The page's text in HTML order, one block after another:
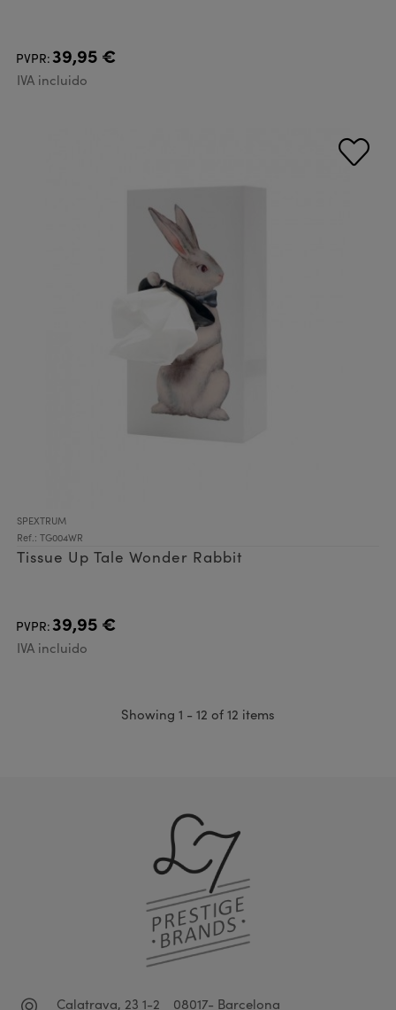
PVPR:39,95 €
IVA incluido
SPEXTRUM
Ref.: TG004WR
Tissue Up Tale Wonder Rabbit
PVPR:39,95 €
IVA incluido
Showing 1 - 12 of 12 items
Calatrava, 23 1-2 08017- Barcelona